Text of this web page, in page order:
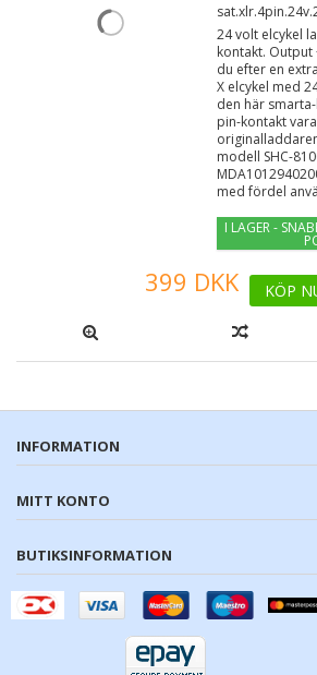
24 volt elcykel
kontakt. Output
du efter en
X elcykel med
den här
pin-kontakt
modell SHC-
med fördel
I LAGER -
399 DKK KÖP
INFORMATION
MITT KONTO
BUTIKSINFORMATION